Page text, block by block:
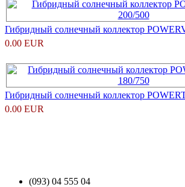
Гибридный солнечный коллектор
0.00 EUR
Гибридный солнечный коллектор
0.00 EUR
(093) 04 555 04